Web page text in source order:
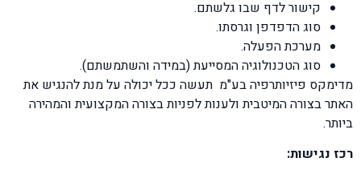
קישור לדף שבו גלשתם.
סוג הדפדפן וגרסתו.
מערכת הפעלה.
סוג הטכנולוגיה המסייעת (במידה והשתמשתם).
מדימקס פיזיותרפיה בע"מ תעשה ככל יכולה על מנת להנגיש את
האתר בצורה המיטבית ולענות לפניות בצורה המקצועית והמהירה
ביותר.
רכז נגישות: